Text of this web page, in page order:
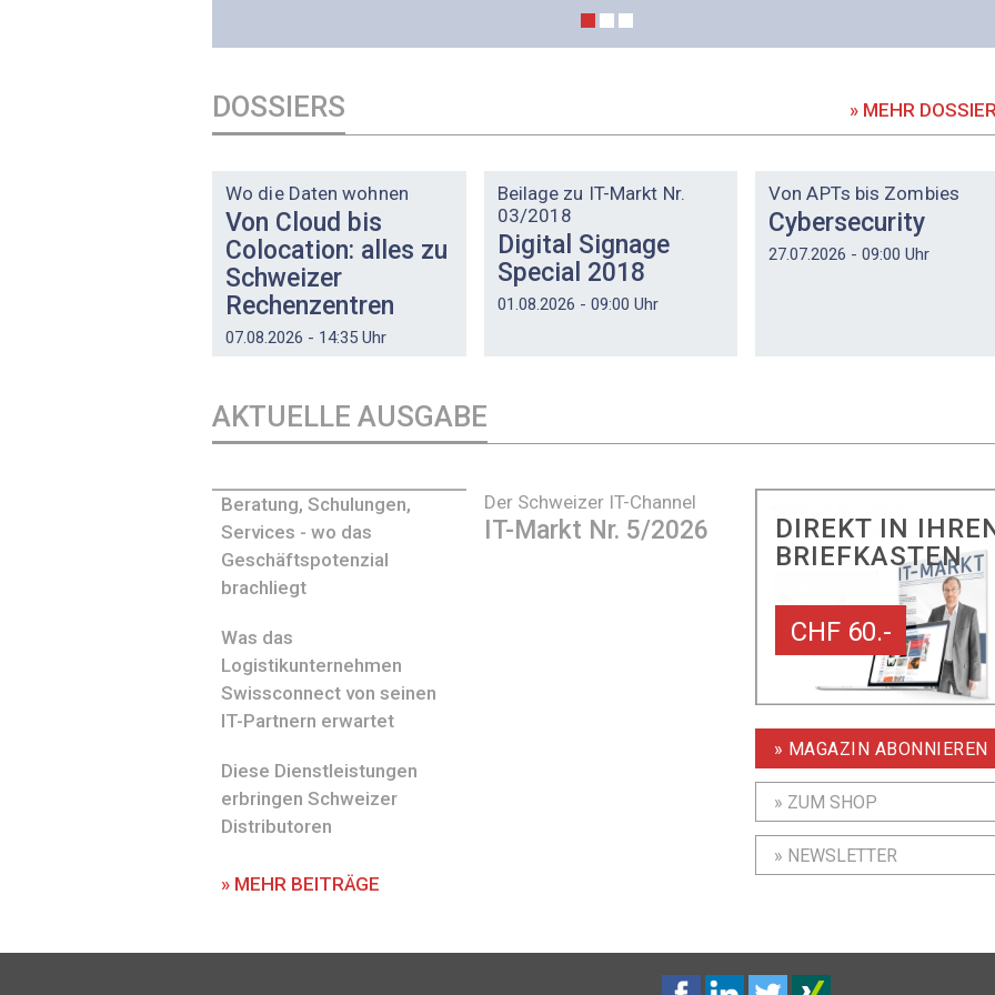
DOSSIERS » MEHR
Wo die Daten wohnen
Von Cloud bis
Colocation: alles zu
Schweizer
Rechenzentren
07.08.2026 - 14:35 Uhr
Beilage zu IT-Markt Nr.
03/2018
Digital Signage
Special 2018
01.08.2026 - 09:00 Uhr
Von APTs bis Zombies
Cybersecurity
27.07.2026 - 09:00 Uhr
AKTUELLE AUSGABE
Der Schweizer IT-Channel
IT-Markt Nr. 5/2026
Beratung, Schulungen,
Services - wo das
Geschäftspotenzial
brachliegt
Was das
Logistikunternehmen
Swissconnect von seinen
IT-Partnern erwartet
Diese Dienstleistungen
erbringen Schweizer
Distributoren
» MEHR BEITRÄGE
DIREKT IN
BRIEFKASTEN
CHF 60.-
» MAGAZIN ABONNIEREN
» ZUM SHOP
» NEWSLETTER